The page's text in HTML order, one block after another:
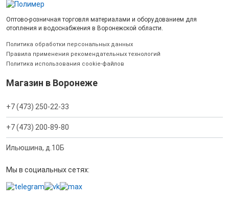
Оптово-розничная торговля материалами и оборудованием для
отопления и водоснабжения в Воронежской области.
Политика обработки персональных данных
Правила применения рекомендательных технологий
Политика использования cookie-файлов
Магазин в Воронеже
+7 (473) 250-22-33
+7 (473) 200-89-80
Ильюшина, д.10Б
Мы в социальных сетях: